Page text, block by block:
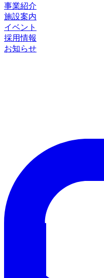
事業紹介
施設案内
イベント
採用情報
お知らせ